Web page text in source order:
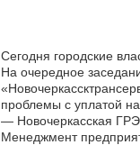
Сегодня городские
На очередное
проблемы с уплатой
— Новочеркасская
Менеджмент